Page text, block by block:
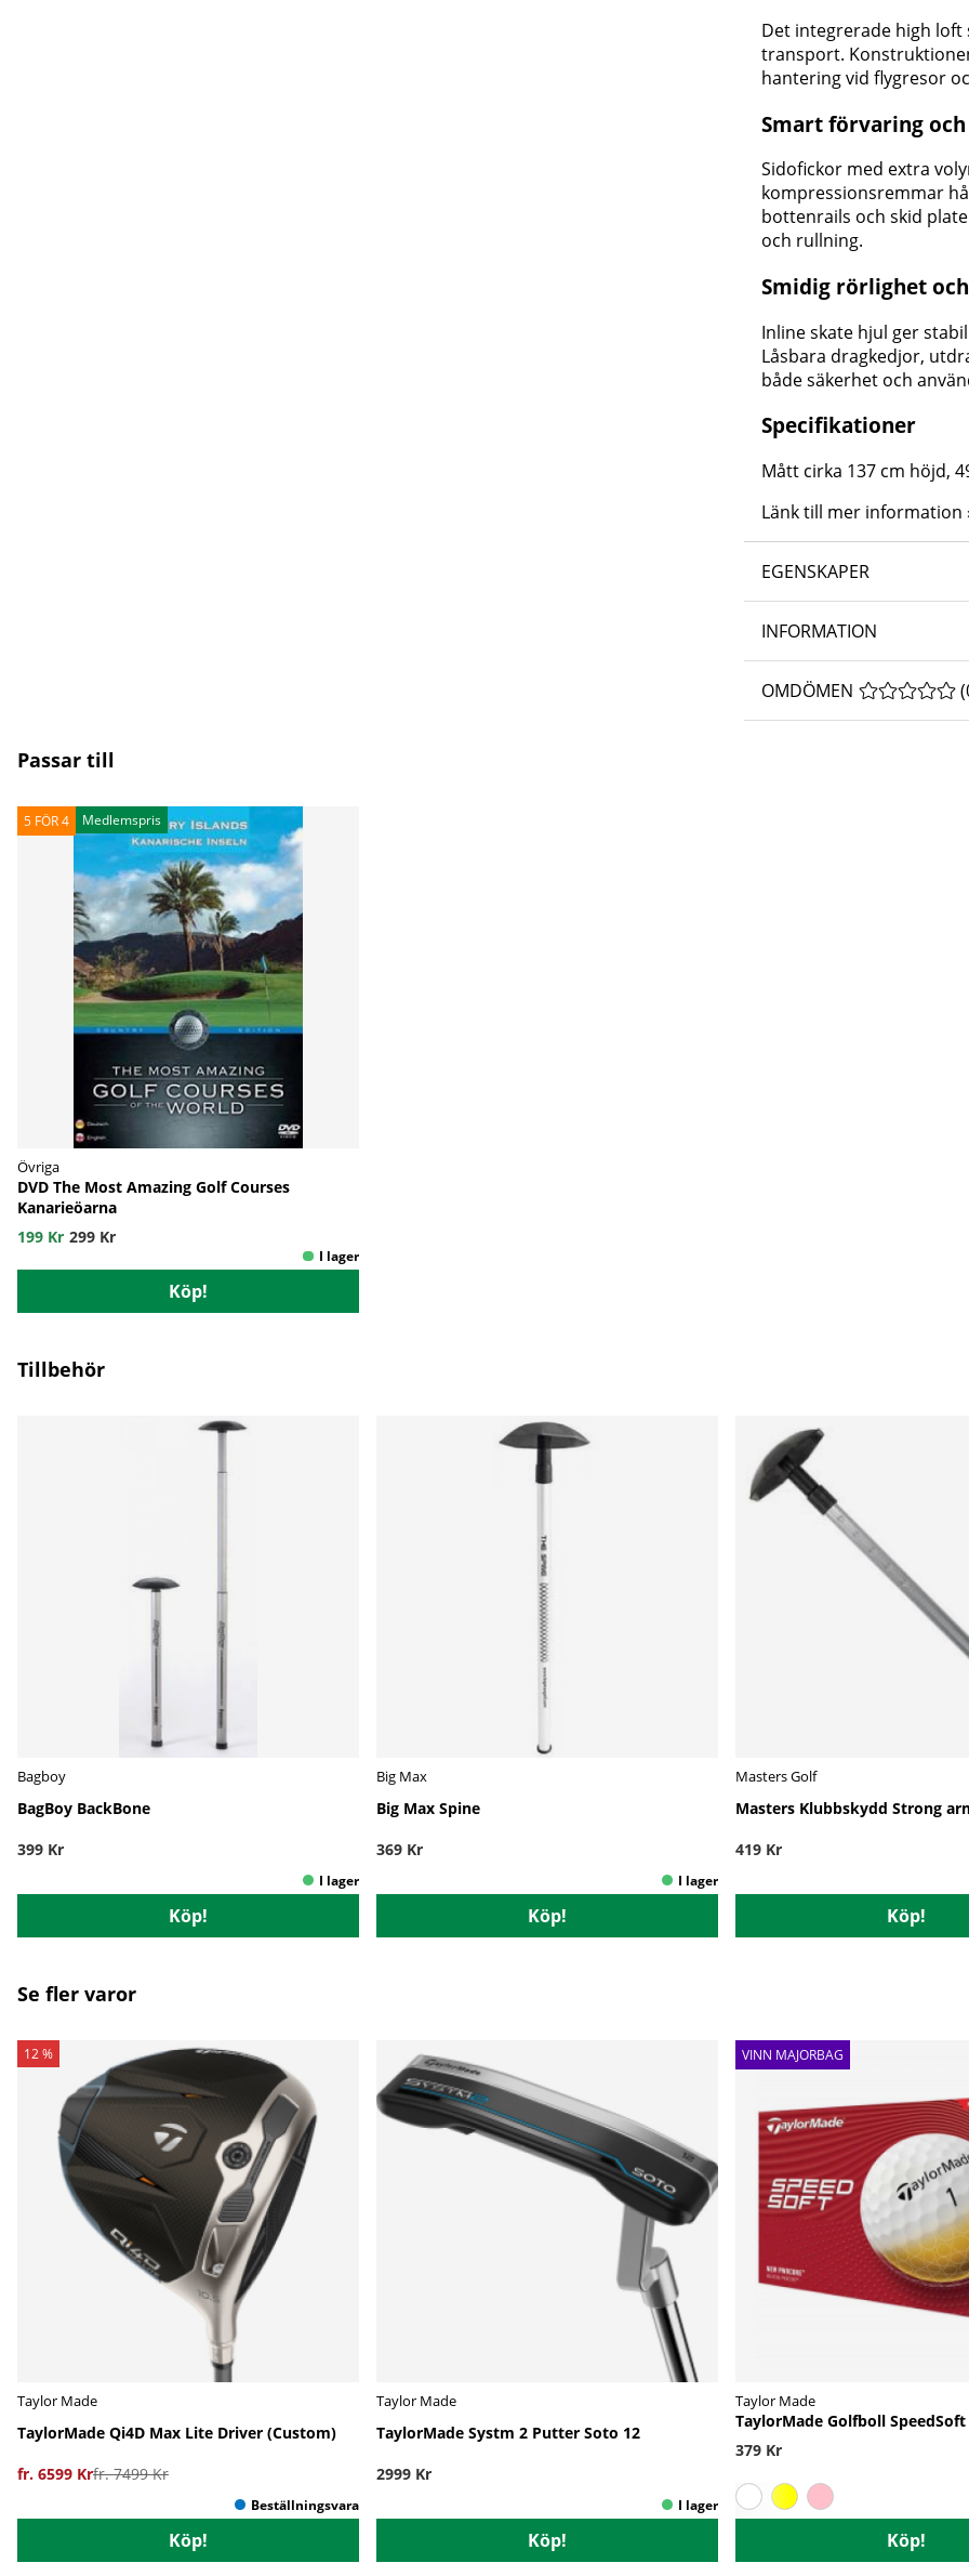
Det integrerade high
transport.
hantering vid flygresor
Smart förvaring
Sidofickor med extra
kompressionsremmar
bottenrails och skid
och rullning.
Smidig rörlighet
Inline skate hjul ger
Låsbara dragkedjor,
både säkerhet och
Specifikationer
Mått cirka 137 cm höjd,
Länk till mer information
EGENSKAPER
INFORMATION
OMDÖMEN (
Passar till
5 FÖR 4 Medlemspris
Övriga
DVD The Most Amazing Golf Courses
Kanarieöarna
199 Kr 299 Kr
Köp!
Tillbehör
Bagboy
BagBoy BackBone
399 Kr
Köp!
Big Max
Big Max Spine
369 Kr
Köp!
Masters Golf
Masters Klubbskydd Strong
419 Kr
Köp!
Se fler varor
12 %
Taylor Made
TaylorMade Qi4D Max Lite Driver (Custom)
fr. 6599 Krfr. 7499 Kr
Köp!
Taylor Made
TaylorMade Systm 2 Putter Soto 12
2999 Kr
Köp!
VINN MAJORBAG
Taylor Made
TaylorMade Golfboll
379 Kr
Köp!